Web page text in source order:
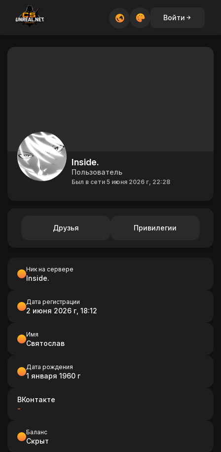
Войти
Inside.
Пользователь
Был в сети 5 июня 2026 г, 22:28
Друзья Привилегии
Ник на сервере
Inside.
Дата регистрации
2 июня 2026 г, 18:12
Имя
Святослав
Дата рождения
1 января 1960 г
ВКонтакте
-
Баланс
Скрыт